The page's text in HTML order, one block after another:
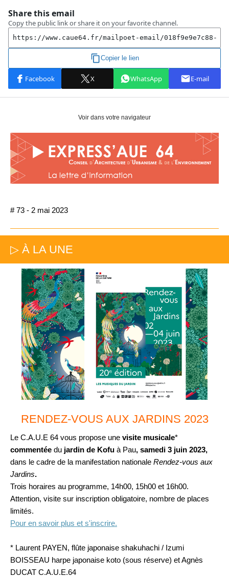
Voir dans votre navigateur
# 73 - 2 mai 2023
▷ À LA UNE
RENDEZ-VOUS AUX JARDINS 2023
Le C.A.U.E 64 vous propose une visite musicale*
commentée du jardin de Kofu à Pau, samedi 3 juin 2023,
dans le cadre de la manifestation nationale Rendez-vous aux
Jardins.
Trois horaires au programme, 14h00, 15h00 et 16h00.
Attention, visite sur inscription obligatoire, nombre de places
limités.
Pour en savoir plus et s'inscrire.
* Laurent PAYEN, flûte japonaise shakuhachi / Izumi
BOISSEAU harpe japonaise koto (sous réserve) et Agnès
DUCAT C.A.U.E.64